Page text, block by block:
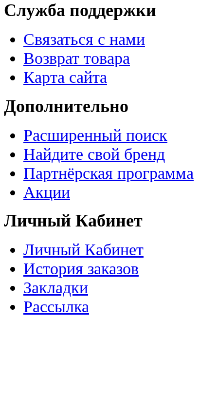
Служба поддержки
Связаться с нами
Возврат товара
Карта сайта
Дополнительно
Расширенный поиск
Найдите свой бренд
Партнёрская программа
Акции
Личный Кабинет
Личный Кабинет
История заказов
Закладки
Рассылка